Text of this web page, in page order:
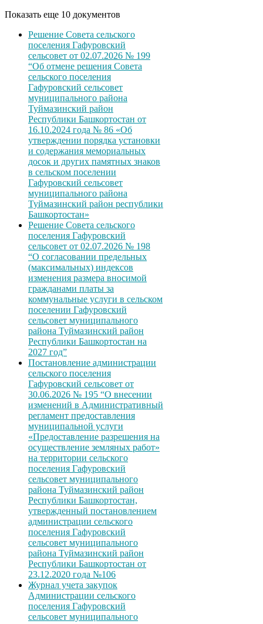
Показать еще 10 документов
Решение Совета сельского
поселения Гафуровский
сельсовет от 02.07.2026 № 199
“Об отмене решения Совета
сельского поселения
Гафуровский сельсовет
муниципального района
Туймазинский район
Республики Башкортостан от
16.10.2024 года № 86 «Об
утверждении порядка установки
и содержания мемориальных
досок и других памятных знаков
в сельском поселении
Гафуровский сельсовет
муниципального района
Туймазинский район республики
Башкортостан»
Решение Совета сельского
поселения Гафуровский
сельсовет от 02.07.2026 № 198
“О согласовании предельных
(максимальных) индексов
изменения размера вносимой
гражданами платы за
коммунальные услуги в сельском
поселении Гафуровский
сельсовет муниципального
района Туймазинский район
Республики Башкортостан на
2027 год”
Постановление администрации
сельского поселения
Гафуровский сельсовет от
30.06.2026 № 195 “О внесении
изменений в Административный
регламент предоставления
муниципальной услуги
«Предоставление разрешения на
осуществление земляных работ»
на территории сельского
поселения Гафуровский
сельсовет муниципального
района Туймазинский район
Республики Башкортостан,
утвержденный постановлением
администрации сельского
поселения Гафуровский
сельсовет муниципального
района Туймазинский район
Республики Башкортостан от
23.12.2020 года №106
Журнал учета закупок
Администрации сельского
поселения Гафуровский
сельсовет муниципального